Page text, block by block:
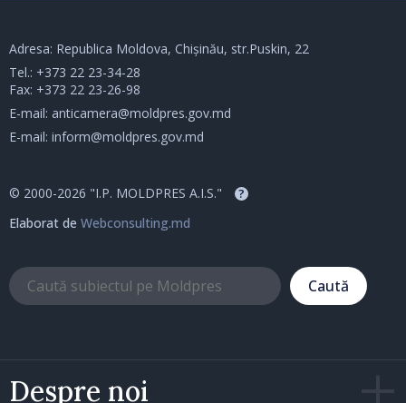
Despre noi
Adresa: Republica Moldova, Chișinău, str.Puskin, 22
Tel.: +373 22 23-34-28
Fax: +373 22 23-26-98
E-mail: anticamera@moldpres.gov.md
E-mail: inform@moldpres.gov.md
© 2000-2026 "I.P. MOLDPRES A.I.S." ?
Elaborat de Webconsulting.md
Caută